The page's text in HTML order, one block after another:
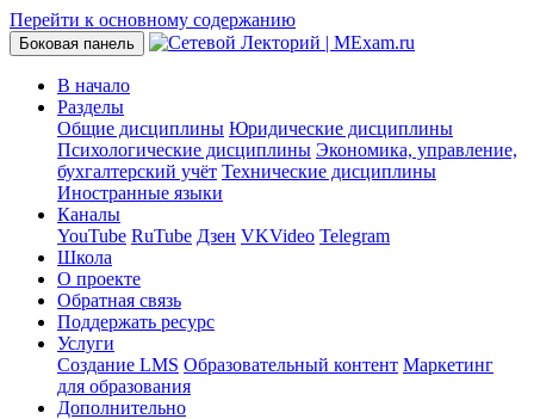
Перейти к основному содержанию
Боковая панель
В начало
Разделы
Общие дисциплины Юридические дисциплины
Психологические дисциплины Экономика, управление,
бухгалтерский учёт Технические дисциплины
Иностранные языки
Каналы
YouTube RuTube Дзен VKVideo Telegram
Школа
О проекте
Обратная связь
Поддержать ресурс
Услуги
Создание LMS Образовательный контент Маркетинг
для образования
Дополнительно